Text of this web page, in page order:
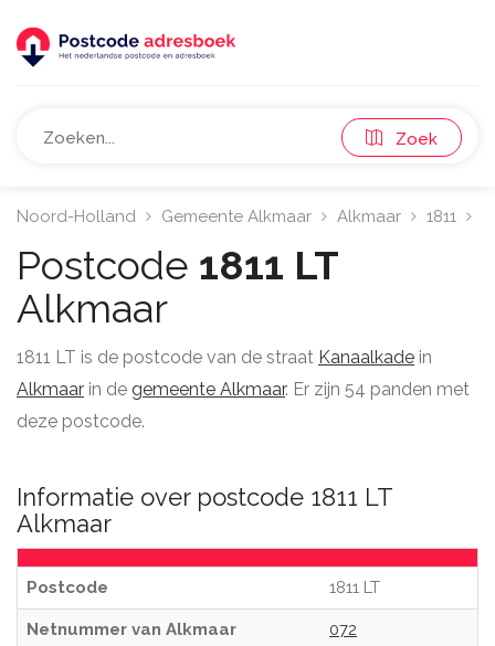
Zoek
Noord-Holland Gemeente Alkmaar Alkmaar 1811
Postcode 1811 LT
Alkmaar
1811 LT is de postcode van de straat Kanaalkade in
Alkmaar in de gemeente Alkmaar. Er zijn 54 panden met
deze postcode.
Informatie over postcode 1811 LT
Alkmaar
Postcode 1811 LT
Netnummer van Alkmaar 072